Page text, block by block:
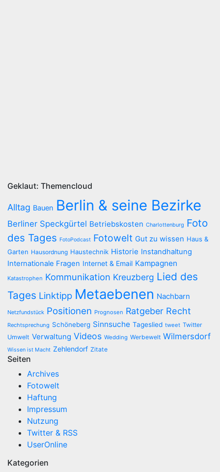
Geklaut: Themencloud
Alltag Bauen Berlin & seine Bezirke
Berliner Speckgürtel Betriebskosten Charlottenburg Foto
des Tages FotoPodcast Fotowelt Gut zu wissen Haus &
Garten Hausordnung Haustechnik Historie Instandhaltung
Internationale Fragen Internet & Email Kampagnen
Katastrophen Kommunikation Kreuzberg Lied des
Tages Linktipp Metaebenen Nachbarn
Netzfundstück Positionen Prognosen Ratgeber Recht
Rechtsprechung Schöneberg Sinnsuche Tageslied tweet Twitter
Umwelt Verwaltung Videos Wedding Werbewelt Wilmersdorf
Wissen ist Macht Zehlendorf Zitate
Seiten
Archives
Fotowelt
Haftung
Impressum
Nutzung
Twitter & RSS
UserOnline
Kategorien